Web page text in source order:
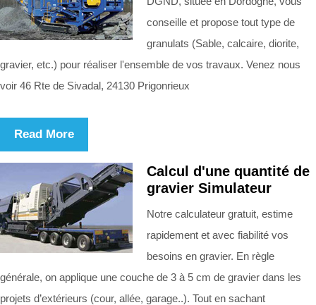
conseille et propose tout type de
granulats (Sable, calcaire, diorite,
gravier, etc.) pour réaliser l'ensemble de vos travaux. Venez nous
voir 46 Rte de Sivadal, 24130 Prigonrieux
Read More
Calcul d'une quantité de
gravier Simulateur
Notre calculateur gratuit, estime
rapidement et avec fiabilité vos
besoins en gravier. En règle
générale, on applique une couche de 3 à 5 cm de gravier dans les
projets d’extérieurs (cour, allée, garage..). Tout en sachant